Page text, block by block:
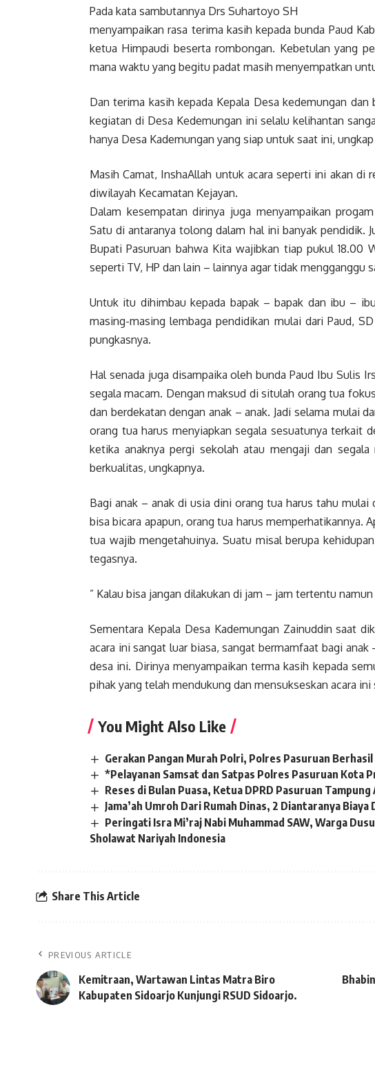
Pada kata sambutannya Drs Suhartoyo SH
menyampaikan rasa terima kasih kepada bunda Paud
ketua Himpaudi beserta rombongan. Kebetulan yang
mana waktu yang begitu padat masih menyempatkan
Dan terima kasih kepada Kepala Desa kedemungan
kegiatan di Desa Kedemungan ini selalu kelihantan
hanya Desa Kademungan yang siap untuk saat ini,
Masih Camat, InshaAllah untuk acara seperti ini akan di
diwilayah Kecamatan Kejayan.
Dalam kesempatan dirinya juga menyampaikan
Satu di antaranya tolong dalam hal ini banyak pendidik.
Bupati Pasuruan bahwa Kita wajibkan tiap pukul
seperti TV, HP dan lain – lainnya agar tidak mengganggu
Untuk itu dihimbau kepada bapak – bapak dan ibu –
masing-masing lembaga pendidikan mulai dari Paud,
pungkasnya.
Hal senada juga disampaika oleh bunda Paud Ibu Sulis
segala macam. Dengan maksud di situlah orang tua
dan berdekatan dengan anak – anak. Jadi selama mulai
orang tua harus menyiapkan segala sesuatunya terkait
ketika anaknya pergi sekolah atau mengaji dan
berkualitas, ungkapnya.
Bagi anak – anak di usia dini orang tua harus tahu
bisa bicara apapun, orang tua harus memperhatikannya.
tua wajib mengetahuinya. Suatu misal berupa
tegasnya.
” Kalau bisa jangan dilakukan di jam – jam tertentu
Sementara Kepala Desa Kademungan Zainuddin saat
acara ini sangat luar biasa, sangat bermamfaat bagi
desa ini. Dirinya menyampaikan terma kasih kepada
pihak yang telah mendukung dan mensukseskan acara
You Might Also Like
Gerakan Pangan Murah Polri, Polres Pasuruan
*Pelayanan Samsat dan Satpas Polres Pasuruan Kota
Reses di Bulan Puasa, Ketua DPRD Pasuruan
Jama’ah Umroh Dari Rumah Dinas, 2 Diantaranya
Peringati Isra Mi’raj Nabi Muhammad SAW, Warga
Sholawat Nariyah Indonesia
Share This Article
PREVIOUS ARTICLE
Kemitraan, Wartawan Lintas Matra Biro
Kabupaten Sidoarjo Kunjungi RSUD Sidoarjo.